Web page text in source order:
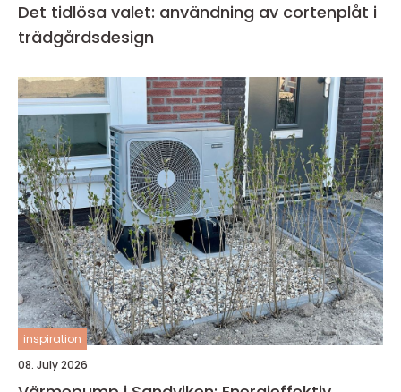
Det tidlösa valet: användning av cortenplåt i
trädgårdsdesign
inspiration
08. July 2026